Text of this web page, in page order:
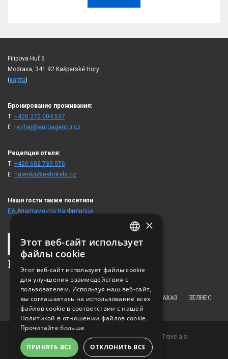
Filipova Huť 5
Modrava, 341 92 Kašperské Hory
(карта)
Бронирование проживания:
T: +420 270 004 537
E: rezhaj@euroagentur.cz
Рецепция отеля:
T: +420 602 739 076
E: hajenka@eahotels.cz
Наши гости также посетили
ЕА Апартаменты На Филипце
ГЛАВНАЯ О НАС НОМЕРА РЕСТОРАН ЗАКАЗ
ВЕЛНЕС
ФОТОГАЛЕРЕЯ
КОНТАКТ
Copyright © 2007-2026 EuroAgentur Hotels&Travel a.s.
www.bezvapobyt.cz
Общие условия бронирования
CZECH
RUSSIAN
×
Этот веб-сайт использует
файлы cookie
Этот веб-сайт использует файлы cookie
для улучшения взаимодействия с
пользователем. Используя наш веб-сайт,
вы соглашаетесь на использование всех
файлов cookie в соответствии с нашей
Политикой в ​​отношении файлов cookie.
Прочитайте больше
ПРИНЯТЬ ВСЕ ОТКЛОНИТЬ ВСЕ